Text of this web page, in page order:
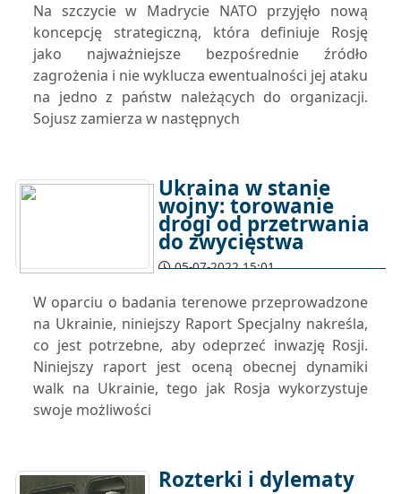
Na szczycie w Madrycie NATO przyjęło nową
koncepcję strategiczną, która definiuje Rosję
jako najważniejsze bezpośrednie źródło
zagrożenia i nie wyklucza ewentualności jej ataku
na jedno z państw należących do organizacji.
Sojusz zamierza w następnych
Ukraina w stanie
wojny: torowanie
drogi od przetrwania
do zwycięstwa
05-07-2022 15:01
W oparciu o badania terenowe przeprowadzone
na Ukrainie, niniejszy Raport Specjalny nakreśla,
co jest potrzebne, aby odeprzeć inwazję Rosji.
Niniejszy raport jest oceną obecnej dynamiki
walk na Ukrainie, tego jak Rosja wykorzystuje
swoje możliwości
Rozterki i dylematy